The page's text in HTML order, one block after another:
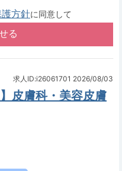
方針に同意して
求人ID:i26061701 2026/08/03
】皮膚科・美容皮膚